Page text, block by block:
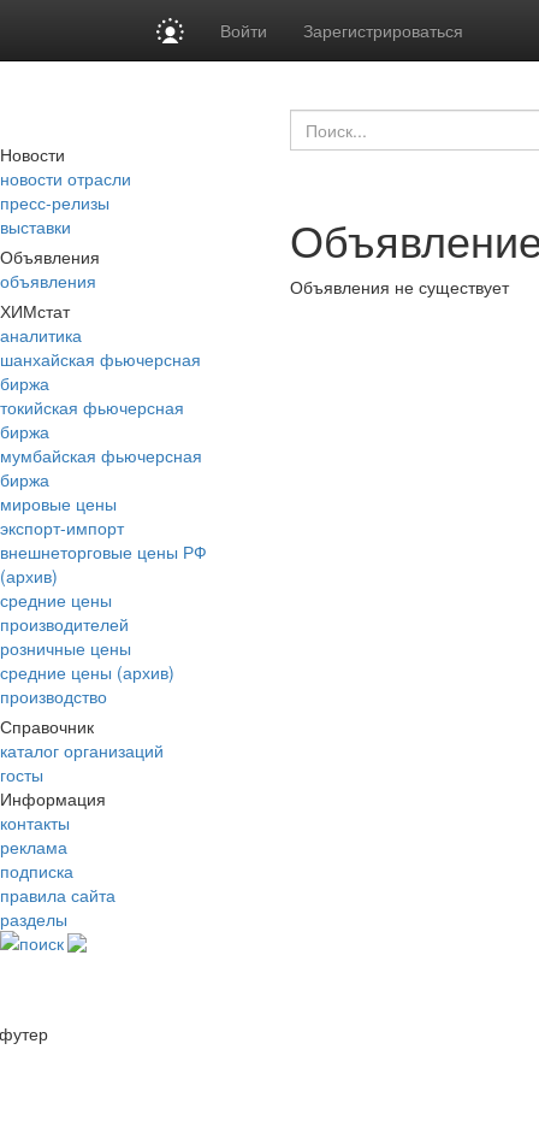
Войти Зарегистрироваться
Новости
новости отрасли
пресс-релизы
выставки
Объявления
объявления
ХИМстат
аналитика
шанхайская фьючерсная
биржа
токийская фьючерсная
биржа
мумбайская фьючерсная
биржа
мировые цены
экспорт-импорт
внешнеторговые цены РФ
(архив)
средние цены
производителей
розничные цены
средние цены (архив)
производство
Справочник
каталог организаций
госты
Информация
контакты
реклама
подписка
правила сайта
разделы
поиск
Объявления не существует
футер